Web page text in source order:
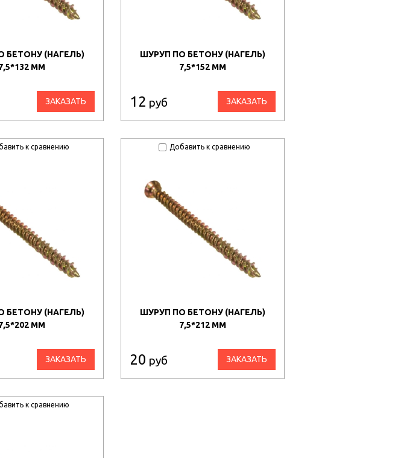
БЕТОНУ (НАГЕЛЬ)
ММ
ЗАКАЗАТЬ
ШУРУП ПО БЕТОНУ (НАГЕЛЬ)
7,5*152 ММ
12 руб ЗАКАЗАТЬ
к сравнению
БЕТОНУ (НАГЕЛЬ)
ММ
ЗАКАЗАТЬ
Добавить к сравнению
ШУРУП ПО БЕТОНУ (НАГЕЛЬ)
7,5*212 ММ
20 руб ЗАКАЗАТЬ
к сравнению